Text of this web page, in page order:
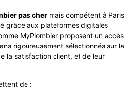
pas cher mais compétent à Paris
grâce aux plateformes digitales
MyPlombier proposent un accès
rigoureusement sélectionnés sur la
la satisfaction client, et de leur
de :